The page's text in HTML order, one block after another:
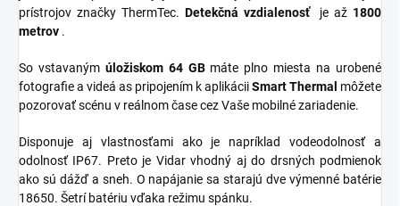
prístrojov značky ThermTec. Detekčná vzdialenosťje až 1800
metrov .
So vstavaným úložiskom 64 GBmáte plno miesta na urobené
fotografie a videá as pripojením k aplikáciiSmart Thermal môžete
pozorovať scénu v reálnom čase cez Vaše mobilné zariadenie.
Disponuje aj vlastnosťami ako je napríklad vodeodolnosť a
odolnosť IP67. Preto je Vidar vhodný aj do drsných podmienok
ako sú dážď a sneh. O napájanie sa starajú dve výmenné batérie
18650. Šetrí batériu vďaka režimu spánku.